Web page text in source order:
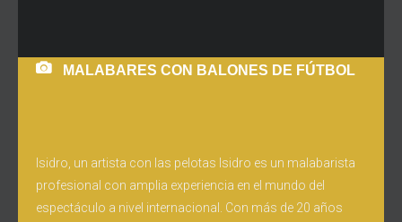
MALABARES CON BALONES DE FÚTBOL
Isidro, un artista con las pelotas Isidro es un malabarista
profesional con amplia experiencia en el mundo del
espectáculo a nivel internacional. Con más de 20 años